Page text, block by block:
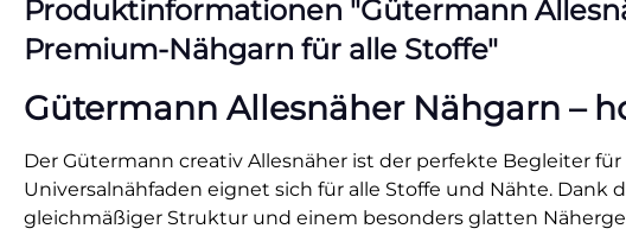
Produktinformationen "Gütermann
Premium-Nähgarn für alle Stoffe"
Gütermann Allesnäher Nähgarn –
Der Gütermann creativ Allesnäher ist der perfekte Begleiter
Universalnähfaden eignet sich für alle Stoffe und Nähte.
gleichmäßiger Struktur und einem besonders glatten